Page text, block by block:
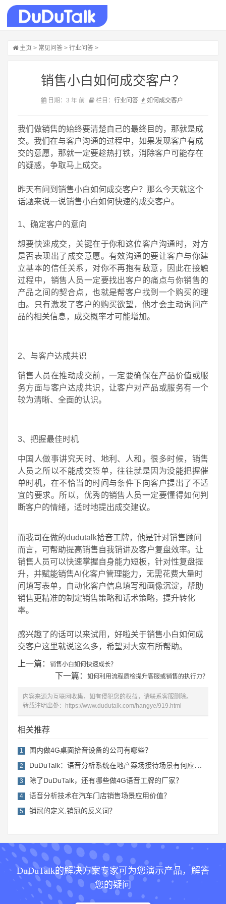
主页 > 常见问答 > 行业问答 >
销售小白如何成交客户？
日期：3 年 前 栏目： 行业问答 如何成交客户
我们做销售的始终要清楚自己的最终目的，那就是成
交。我们在与客户沟通的过程中，如果发现客户有成
交的意愿，那就一定要趁热打铁，消除客户可能存在
的疑惑，争取马上成交。
昨天有问到销售小白如何成交客户？那么今天就这个
话题来说一说销售小白如何快速的成交客户。
1、确定客户的意向
想要快速成交，关键在于你和这位客户沟通时，对方
是否表现出了成交意愿。有效沟通的要让客户与你建
立基本的信任关系，对你不再抱有敌意，因此在接触
过程中，销售人员一定要找出客户的痛点与你销售的
产品之间的契合点，也就是帮客户找到一个购买的理
由。只有激发了客户的购买欲望，他才会主动询问产
品的相关信息，成交概率才可能增加。
2、与客户达成共识
销售人员在推动成交前，一定要确保在产品价值或服
务方面与客户达成共识，让客户对产品或服务有一个
较为清晰、全面的认识。
3、把握最佳时机
中国人做事讲究天时、地利、人和。很多时候，销售
人员之所以不能成交签单，往往就是因为没能把握催
单时机，在不恰当的时间与条件下向客户提出了不适
宜的要求。所以，优秀的销售人员一定要懂得如何判
断客户的情绪，适时地提出成交建议。
而我司在做的dudutalk拾音工牌，他是针对销售顾问
而言，可帮助提高销售自我销讲及客户复盘效率。让
销售人员可以快速掌握自身能力短板，针对性复盘提
升，并赋能销售AI化客户管理能力，无需花费大量时
间填写表单，自动化客户信息填写和画像沉淀，帮助
销售更精准的制定销售策略和话术策略，提升转化
率。
感兴趣了的话可以来试用，好啦关于销售小白如何成
交客户这里就说这么多，希望对大家有所帮助。
上一篇：
销售小白如何快速成长？
下一篇： 如何利用流程质检提升客服或销售的执行力？
内容来源为互联网收集，如有侵犯您的权益，请联系客服删除。
转载注明出处：
https://www.dudutalk.com/hangye/919.html
相关推荐
1 国内做4G桌面拾音设备的公司有哪些？
2 DuDuTalk：语音分析系统在地产案场接待场景有何应用价值？
3 除了DuDuTalk，还有哪些做4G语音工牌的厂家？
4 语音分析技术在汽车门店销售场景应用价值？
5 销冠的定义,销冠的反义词？
DuDuTalk的解决方案专家可为您演示产品，解答
您的疑问